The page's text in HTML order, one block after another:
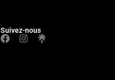
Suivez-nous